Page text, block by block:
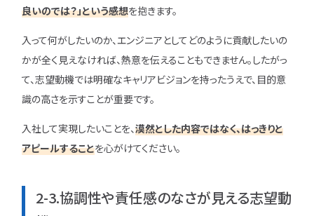
良いのでは？」という感想を抱きます。
入って何がしたいのか、エンジニアとしてどのように貢献したいの
かが全く見えなければ、熱意を伝えることもできません。したがっ
て、志望動機では明確なキャリアビジョンを持ったうえで、目的意
識の高さを示すことが重要です。
入社して実現したいことを、漠然とした内容ではなく、はっきりと
アピールすることを心がけてください。
2-3.協調性や責任感のなさが見える志望動